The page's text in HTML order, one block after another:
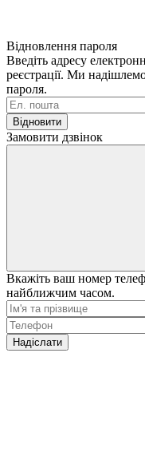
Відновлення пароля
Введіть адресу
реєстрації. Ми
пароля.
Відновити
Замовити дзвінок
Вкажіть ваш номер
найближчим часом.
Надіслати